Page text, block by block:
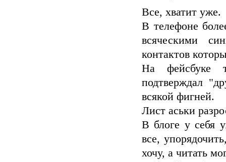
Все, хватит уже.
В телефоне
всяческими
контактов
На фейсбуке
подтверждал
всякой фигней.
Лист аськи
В блоге у себя
все,
хочу, а читать